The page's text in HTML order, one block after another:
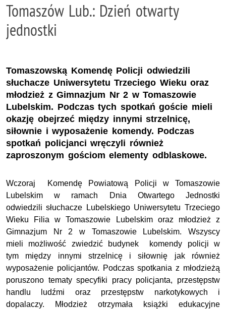
Tomaszów Lub.: Dzień otwarty
jednostki
Tomaszowską Komendę Policji odwiedzili
słuchacze Uniwersytetu Trzeciego Wieku oraz
młodzież z Gimnazjum Nr 2 w Tomaszowie
Lubelskim. Podczas tych spotkań goście mieli
okazję obejrzeć między innymi strzelnicę,
siłownie i wyposażenie komendy. Podczas
spotkań policjanci wręczyli również
zaproszonym gościom elementy odblaskowe.
Wczoraj Komendę Powiatową Policji w Tomaszowie
Lubelskim w ramach Dnia Otwartego Jednostki
odwiedzili słuchacze Lubelskiego Uniwersytetu Trzeciego
Wieku Filia w Tomaszowie Lubelskim oraz młodzież z
Gimnazjum Nr 2 w Tomaszowie Lubelskim. Wszyscy
mieli możliwość zwiedzić budynek komendy policji w
tym między innymi strzelnicę i siłownię jak również
wyposażenie policjantów. Podczas spotkania z młodzieżą
poruszono tematy specyfiki pracy policjanta, przestępstw
handlu ludźmi oraz przestępstw narkotykowych i
dopalaczy. Młodzież otrzymała książki edukacyjne